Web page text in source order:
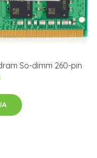
So-dimm 260-pin